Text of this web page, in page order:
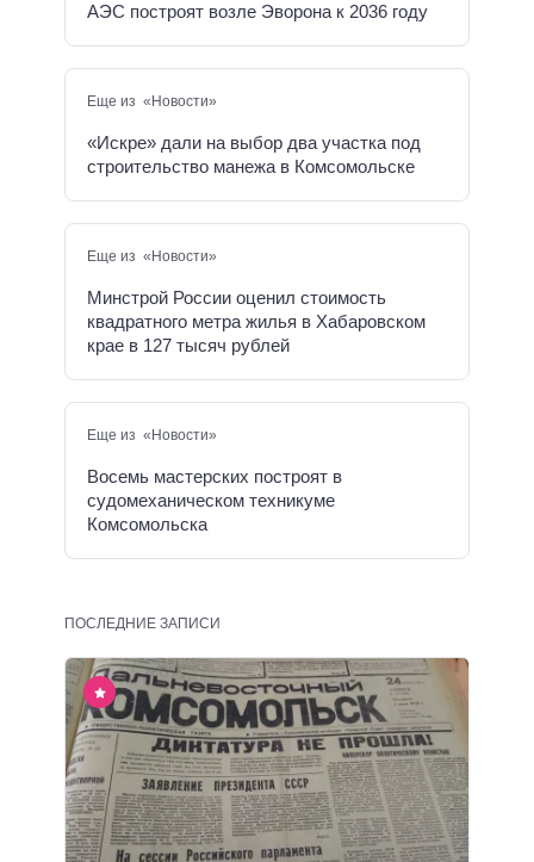
АЭС построят возле Эворона к 2036 году
Еще из «Новости»
«Искре» дали на выбор два участка под
строительство манежа в Комсомольске
Еще из «Новости»
Минстрой России оценил стоимость
квадратного метра жилья в Хабаровском
крае в 127 тысяч рублей
Еще из «Новости»
Восемь мастерских построят в
судомеханическом техникуме
Комсомольска
ПОСЛЕДНИЕ ЗАПИСИ